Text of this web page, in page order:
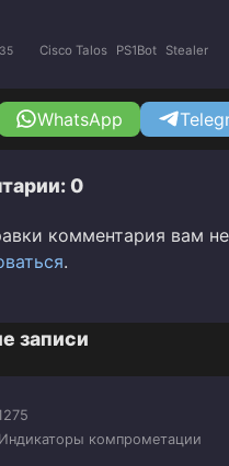
Cisco Talos PS1Bot Stealer
WhatsApp
0
комментария вам
.
записи
Индикаторы компрометации